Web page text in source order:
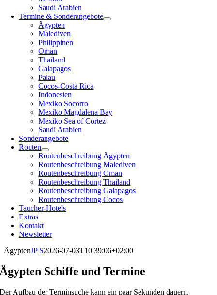
Saudi Arabien
Termine & Sonderangebote
Ägypten
Malediven
Philippinen
Oman
Thailand
Galapagos
Palau
Cocos-Costa Rica
Indonesien
Mexiko Socorro
Mexiko Magdalena Bay
Mexiko Sea of Cortez
Saudi Arabien
Sonderangebote
Routen
Routenbeschreibung Ägypten
Routenbeschreibung Malediven
Routenbeschreibung Oman
Routenbeschreibung Thailand
Routenbeschreibung Galapagos
Routenbeschreibung Cocos
Taucher-Hotels
Extras
Kontakt
Newsletter
ÄgyptenJP S2026-07-03T10:39:06+02:00
Ägypten Schiffe und Termine
Der Aufbau der Terminsuche kann ein paar Sekunden dauern.